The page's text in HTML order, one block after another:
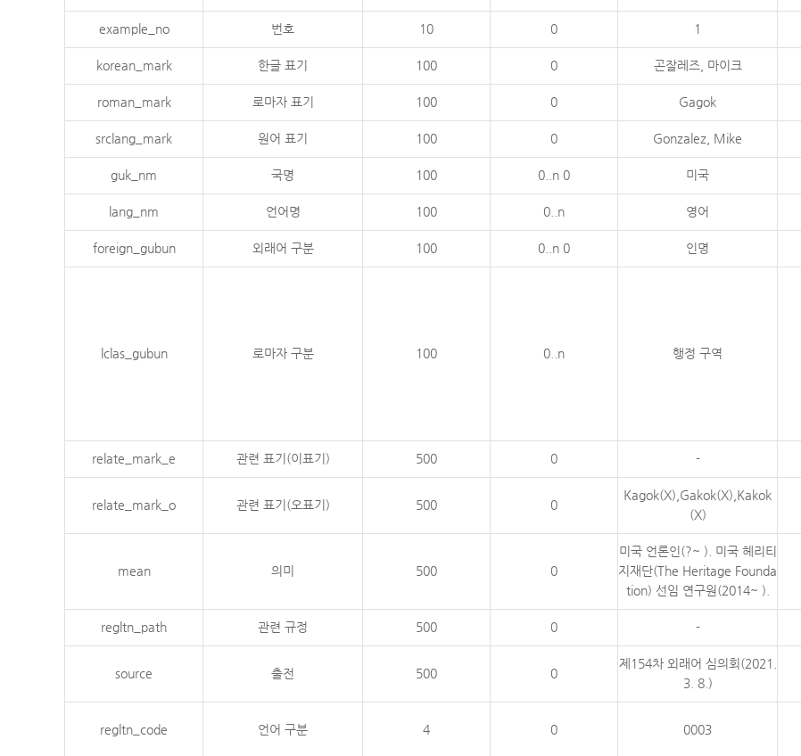
example_no 번호 10 0 1
korean_mark 한글 표기 100 0 곤잘레즈, 마이크
roman_mark 로마자 표기 100 0 Gagok
srclang_mark 원어 표기 100 0 Gonzalez, Mike
guk_nm 국명 100 0..n 0 미국
lang_nm 언어명 100 0..n 영어
foreign_gubun 외래어 구분 100 0..n 0 인명
lclas_gubun 로마자 구분 100 0..n 행정 구역
relate_mark_e 관련 표기(이표기) 500 0 -
relate_mark_o 관련 표기(오표기) 500 0
Kagok(X),Gakok(X),Kakok
(X)
mean 의미 500 0
미국 언론인(?~ ). 미국 헤리티
지재단(The Heritage Founda
tion) 선임 연구원(2014~ ).
regltn_path 관련 규정 500 0 -
source 출전 500 0
제154차 외래어 심의회(2021.
3. 8.)
regltn_code 언어 구분 4 0 0003